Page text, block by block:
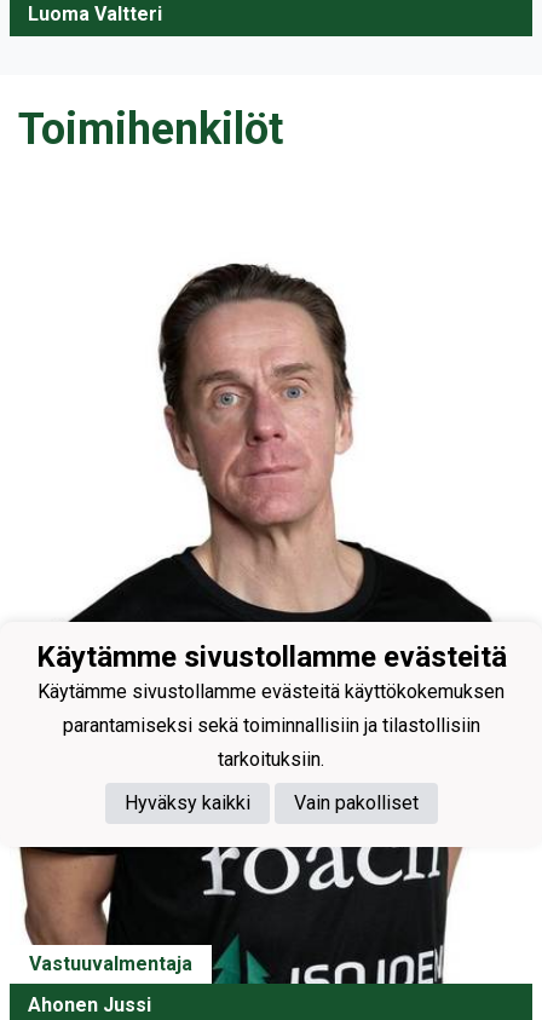
Luoma Valtteri
Toimihenkilöt
Vastuuvalmentaja
Ahonen Jussi
Käytämme sivustollamme evästeitä
Käytämme sivustollamme evästeitä käyttökokemuksen
parantamiseksi sekä toiminnallisiin ja tilastollisiin
tarkoituksiin.
Hyväksy kaikki
Vain pakolliset